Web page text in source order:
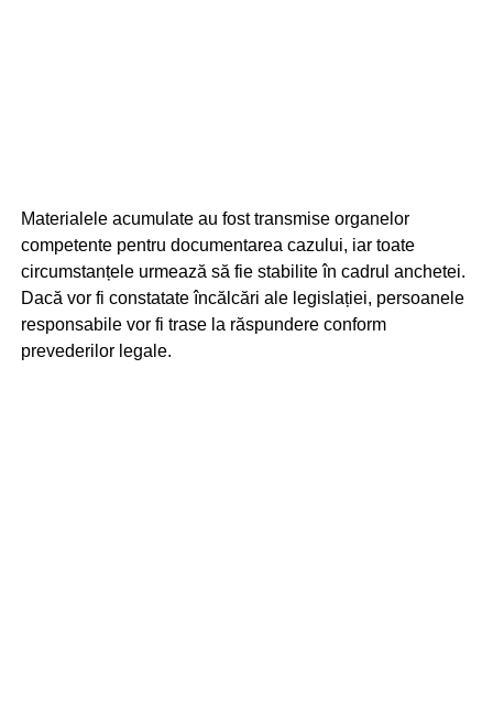
Materialele acumulate au fost transmise organelor
competente pentru documentarea cazului, iar toate
circumstanțele urmează să fie stabilite în cadrul anchetei.
Dacă vor fi constatate încălcări ale legislației, persoanele
responsabile vor fi trase la răspundere conform
prevederilor legale.